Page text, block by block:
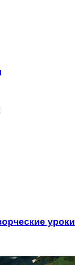
уроки